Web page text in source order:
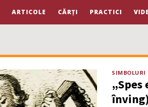
ARTICOLE CĂRȚI PRACTICI
SIMBOLURI
înving)